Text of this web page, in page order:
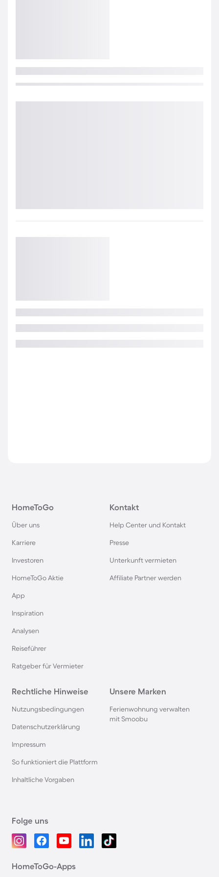
HomeToGo
Über uns
Karriere
Investoren
HomeToGo Aktie
App
Inspiration
Analysen
Reiseführer
Ratgeber für Vermieter
Kontakt
Help Center und Kontakt
Presse
Unterkunft vermieten
Affiliate Partner werden
Rechtliche Hinweise
Nutzungsbedingungen
Datenschutzerklärung
Impressum
So funktioniert die Plattform
Inhaltliche Vorgaben
Unsere Marken
Ferienwohnung verwalten
mit Smoobu
Folge uns
HomeToGo-Apps